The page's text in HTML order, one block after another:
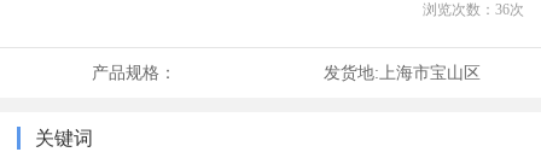
浏览次数： 36次
产品规格： 发货地: 上海市宝山区
关键词